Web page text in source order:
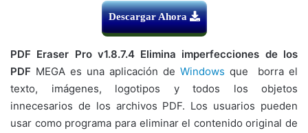
Descargar Ahora
PDF Eraser Pro v1.8.7.4 Elimina imperfecciones de los
PDF MEGA es una aplicación de Windows que borra el
texto, imágenes, logotipos y todos los objetos
innecesarios de los archivos PDF. Los usuarios pueden
usar como programa para eliminar el contenido original de